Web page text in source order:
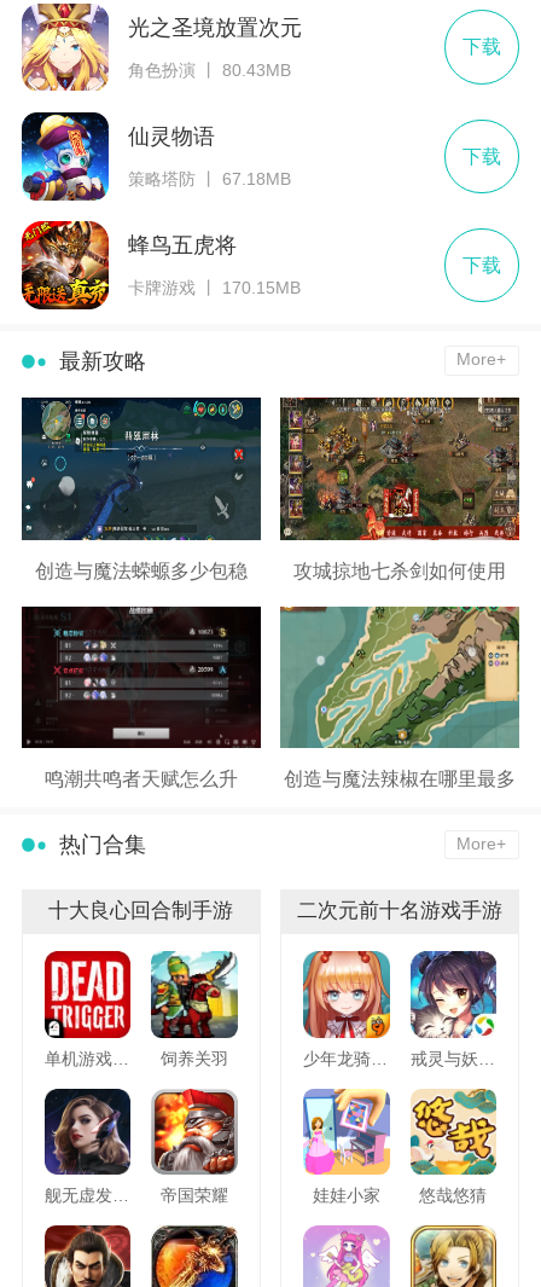
光之圣境放置次元
角色扮演 丨 80.43MB
下载
仙灵物语
策略塔防 丨 67.18MB
下载
蜂鸟五虎将
卡牌游戏 丨 170.15MB
下载
最新攻略 More+
创造与魔法蝾螈多少包稳 攻城掠地七杀剑如何使用
鸣潮共鸣者天赋怎么升 创造与魔法辣椒在哪里最多
热门合集 More+
十大良心回合制手游
单机游戏死亡扳机 饲养关羽
舰无虚发暗星 帝国荣耀
二次元前十名游戏手游
娃娃小家 悠哉悠猜